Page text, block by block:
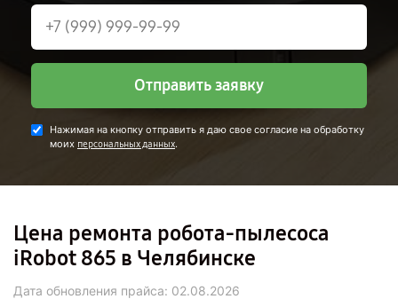
Отправить заявку
Нажимая на кнопку отправить я даю свое согласие на обработку
моих персональных данных.
Цена ремонта робота-пылесоса
iRobot 865 в Челябинске
Дата обновления прайса: 02.08.2026